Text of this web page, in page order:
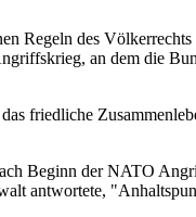
Regeln des
an dem die
friedliche
Beginn der NATO
antwortete,